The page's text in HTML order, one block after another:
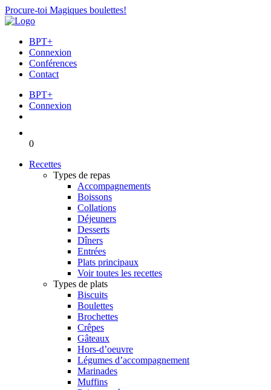
Procure-toi Magiques boulettes!
BPT+
Connexion
Conférences
Contact
BPT+
Connexion
0
Recettes
Types de repas
Accompagnements
Boissons
Collations
Déjeuners
Desserts
Dîners
Entrées
Plats principaux
Voir toutes les recettes
Types de plats
Biscuits
Boulettes
Brochettes
Crêpes
Gâteaux
Hors-d’oeuvre
Légumes d’accompagnement
Marinades
Muffins